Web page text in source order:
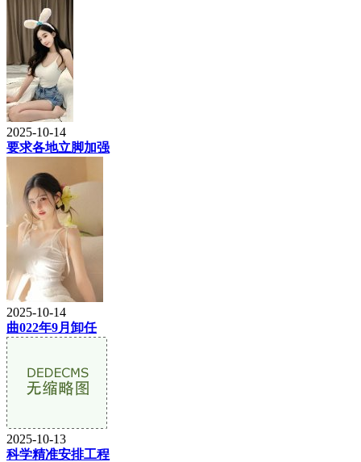
2025-10-14
要求各地立脚加强
2025-10-14
曲022年9月卸任
2025-10-13
科学精准安排工程